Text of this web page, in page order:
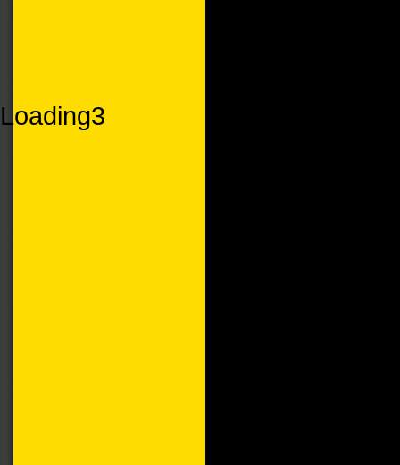
Loading3